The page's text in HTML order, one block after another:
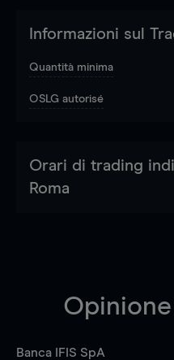
Informazioni sul
Quantità minima
OSLG autorisé
Orari di trading
Roma
Banca IFIS SpA